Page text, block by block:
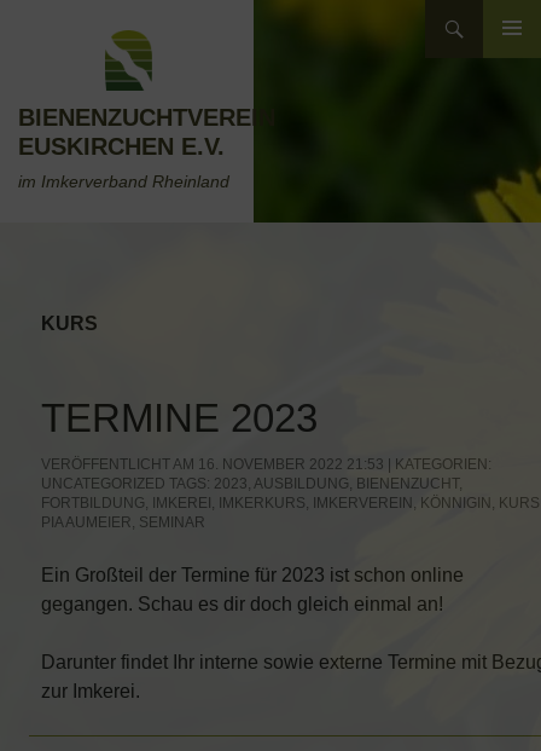
BIENENZUCHTVEREIN
EUSKIRCHEN E.V.
im Imkerverband Rheinland
KURS
TERMINE 2023
VERÖFFENTLICHT AM 16. NOVEMBER 2022 21:53 | KATEGORIEN:
UNCATEGORIZED TAGS: 2023, AUSBILDUNG, BIENENZUCHT,
FORTBILDUNG, IMKEREI , IMKERKURS, IMKERVEREIN , KÖNNIGIN , KURS
PIA AUMEIER, SEMINAR
Ein Großteil der Termine für 2023 ist schon online
gegangen. Schau es dir doch gleich einmal an!
Darunter findet Ihr interne sowie externe Termine mit
zur Imkerei.